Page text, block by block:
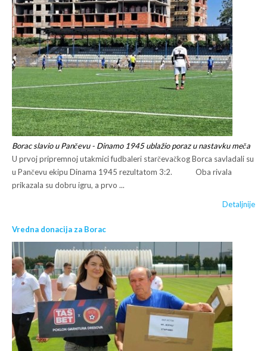
Borac slavio u Pančevu - Dinamo 1945 ublažio poraz u nastavku meča
U prvoj pripremnoj utakmici fudbaleri starčevačkog Borca savladali su
u Pančevu ekipu Dinama 1945 rezultatom 3:2. Oba rivala
prikazala su dobru igru, a prvo ...
Detaljnije
Vredna donacija za Borac